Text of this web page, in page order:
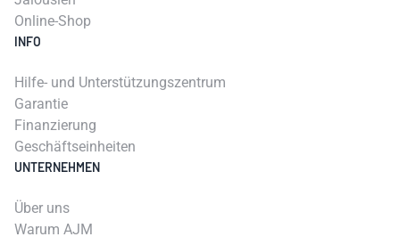
Online-Shop
INFO
Hilfe- und Unterstützungszentrum
Garantie
Finanzierung
Geschäftseinheiten
UNTERNEHMEN
Über uns
Warum AJM